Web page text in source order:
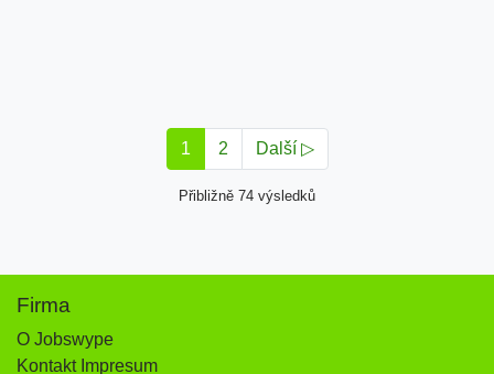
1 2 Další ▷
Přibližně 74 výsledků
Firma
O Jobswype
Kontakt Impresum